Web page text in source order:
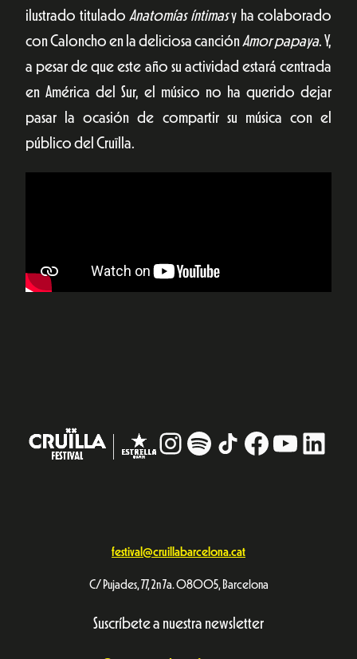
ilustrado titulado Anatomías íntimasy ha colaborado
con Caloncho en la deliciosa canciónAmor papaya. Y,
a pesar de que este año su actividad estará centrada
en América del Sur, el músico no ha querido dejar
pasar la ocasión de compartir su música con el
público del Cruïlla.
Instagram
# TikTokFacebook
festival@cruillabarcelona.cat
C/ Pujades, 77, 2n 7a. 08005, Barcelona
Suscríbete a nuestra newsletter